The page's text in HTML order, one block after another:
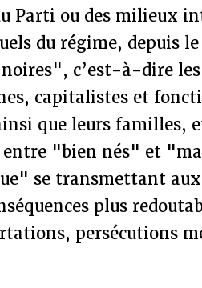
Parti ou des milieux
du régime, depuis
c’est-à-dire
capitalistes et
que leurs familles,
entre "bien nés" et
se transmettant
plus
persécutions